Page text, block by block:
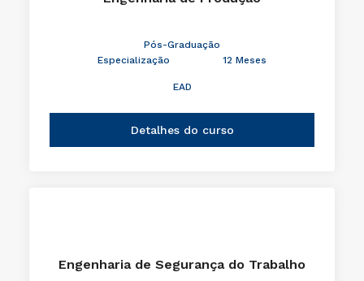
Pós-Graduação
Especialização
12 Meses
EAD
Detalhes do curso
Engenharia de Segurança do Trabalho